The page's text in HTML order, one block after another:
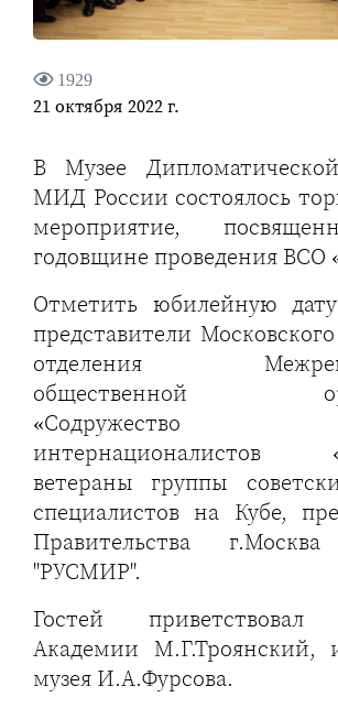
1929
21 октября 2022 г.
В Музее
МИД России состоялось
мероприятие,
годовщине проведения ВСО
Отметить юбилейную
представители
отделения
общественной
«Содружество
интернационалистов
ветераны группы
специалистов на Кубе,
Правительства
"РУСМИР".
Гостей приветствовал
Академии М.Г.Троянский,
музея И.А.Фурсова.